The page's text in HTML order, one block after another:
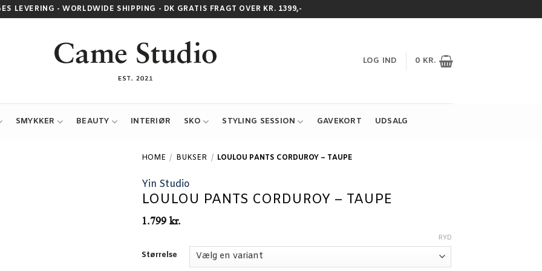
LEVERING - WORLDWIDE SHIPPING - DK GRATIS FRAGT OVER KR. 1399,-
LOG IND 0 KR.
SMYKKER BEAUTY INTERIØR SKO STYLING SESSION GAVEKORT UDSALG
HOME / BUKSER / LOULOU PANTS CORDUROY – TAUPE
Yin Studio
LOULOU PANTS CORDUROY – TAUPE
1.799 kr.
Størrelse
RYD